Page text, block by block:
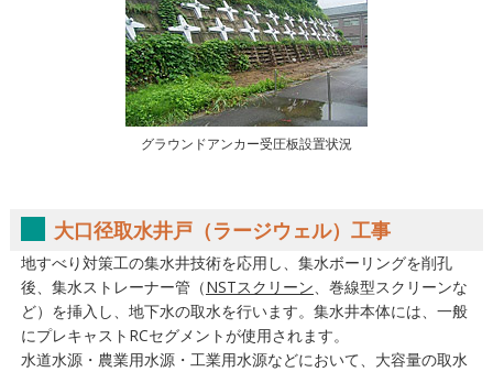
グラウンドアンカー受圧板設置状況
大口径取水井戸（ラージウェル）工事
地すべり対策工の集水井技術を応用し、集水ボーリングを削孔
後、集水ストレーナー管（NSTスクリーン、巻線型スクリーンな
ど）を挿入し、地下水の取水を行います。集水井本体には、一般
にプレキャストRCセグメントが使用されます。
水道水源・農業用水源・工業用水源などにおいて、大容量の取水